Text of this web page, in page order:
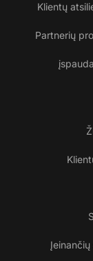
Klientų
Partnerių